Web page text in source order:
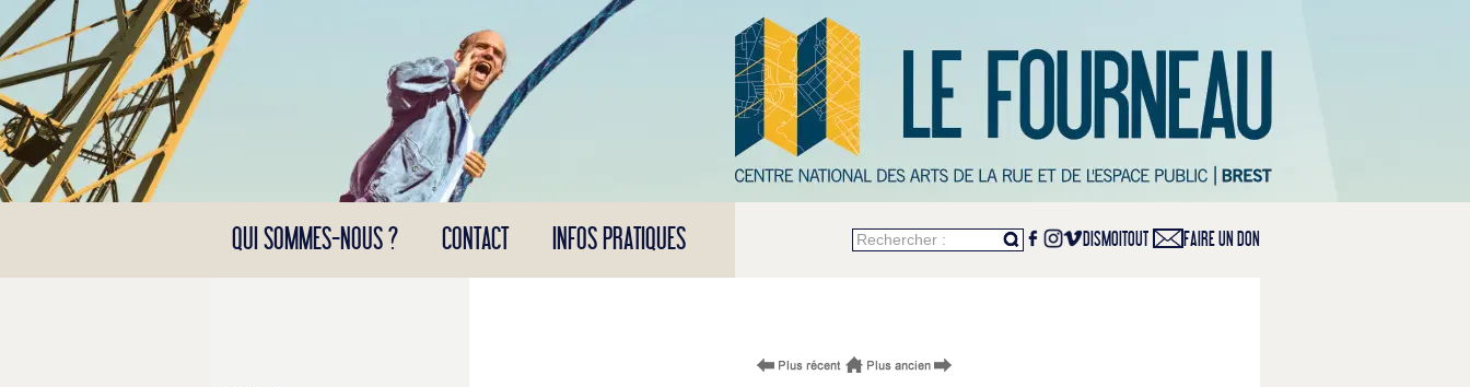
Panneau de gestion des cookies
QUI SOMMES-NOUS ? CONTACT INFOS PRATIQUES Rechercher : DISMOITOUT FAIRE UN DON